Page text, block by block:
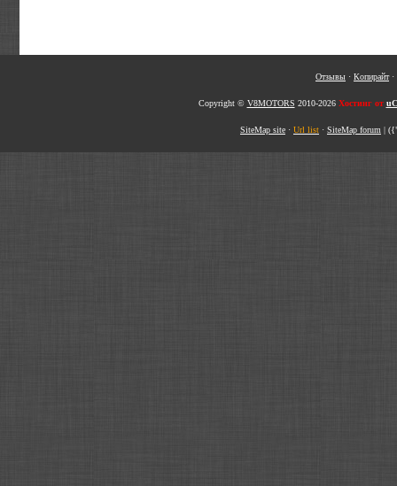
Отзывы · Копирайт·
Copyright © V8MOTORS 2010-2026 Хостинг от
SiteMap site · Url list · SiteMap forum |